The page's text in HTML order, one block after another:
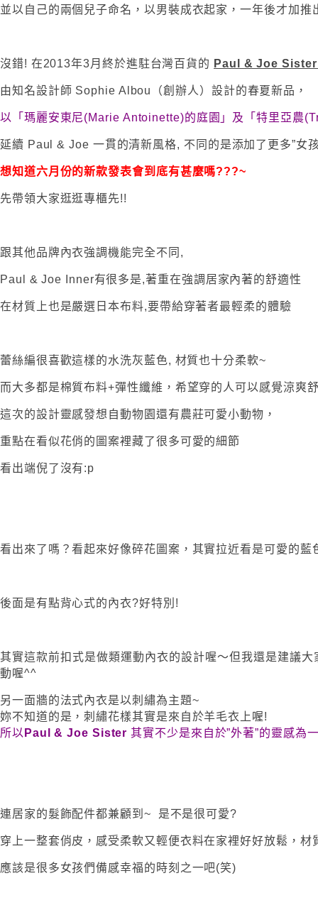
並以自己的兩個兒子命名，以男裝成衣起家，一年後才加推
沒錯! 在2013年3月終於進駐台灣百貨的 Paul & Joe
由知名設計師 Sophie Albou（創辦人）設計的春夏新品，
以「瑪麗安東尼(Marie Antoinette)的庭園」及「特里亞農
延續 Paul & Joe 一貫的清新風格, 不同的是添加了更多”女
想知道六月份的新款發表會到底有甚麼嗎???~
先帶領大家逛逛專櫃先!!
跟其他品牌內衣強調機能完全不同,
Paul & Joe Inner有很多是,著重在強調居家內著的舒適性
在材質上也是嚴選日本布料,要帶給穿著者最輕柔的體驗
蕾絲編很喜歡這樣的水洗灰藍色, 材質也十分柔軟~
而大多都是棉質布料+彈性纖維，希望穿的人可以感覺涼爽
這次的設計靈感發想自動物園還有農莊可愛小動物，
重點在看似花俏的圖案裡藏了很多可愛的細節
看出端倪了沒有:p
看出來了嗎？看起來好像碎花圖案，其實拉近看是可愛的藍
後面是有點背心式的內衣?好特別!
其實這款前扣式是做類運動內衣的設計喔～但我還是建議
動喔^^
另一面牆的法式內衣是以刺繡為主題~
妳不知道的是，刺繡花樣其實是來自於羊毛衣上喔!
所以 Paul & Joe Sister其實不少是來自於”外著”的靈感為
連居家的髮飾配件都兼顧到~ 是不是很可愛?
穿上一整套俏皮，感受柔軟又輕便衣料在家裡好好放鬆，材
應該是很多女孩們備感幸福的時刻之一吧(笑)